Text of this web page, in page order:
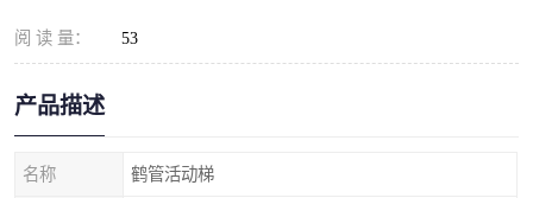
阅 读 量： 53
产品描述
名称 鹤管活动梯